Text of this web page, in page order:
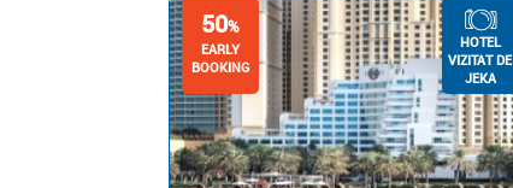
50%
EARLY
BOOKING
HOTEL
VIZITAT DE
JEKA